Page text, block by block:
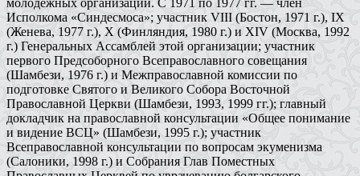
молодежных организаций. С 1971 по 1977 гг. — член
Исполкома «Синдесмоса»; участник VIII (Бостон, 1971 г.), IX
(Женева, 1977 г.), Х (Финляндия, 1980 г.) и XIV (Москва, 1992
г.) Генеральных Ассамблей этой организации; участник
первого Предсоборного Всеправославного совещания
(Шамбези, 1976 г.) и Межправославной комиссии по
подготовке Святого и Великого Собора Восточной
Православной Церкви (Шамбези, 1993, 1999 гг.); главный
докладчик на православной консультации «Общее понимание
и видение ВСЦ» (Шамбези, 1995 г.); участник
Всеправославной консультации по вопросам экуменизма
(Салоники, 1998 г.) и Собрания Глав Поместных